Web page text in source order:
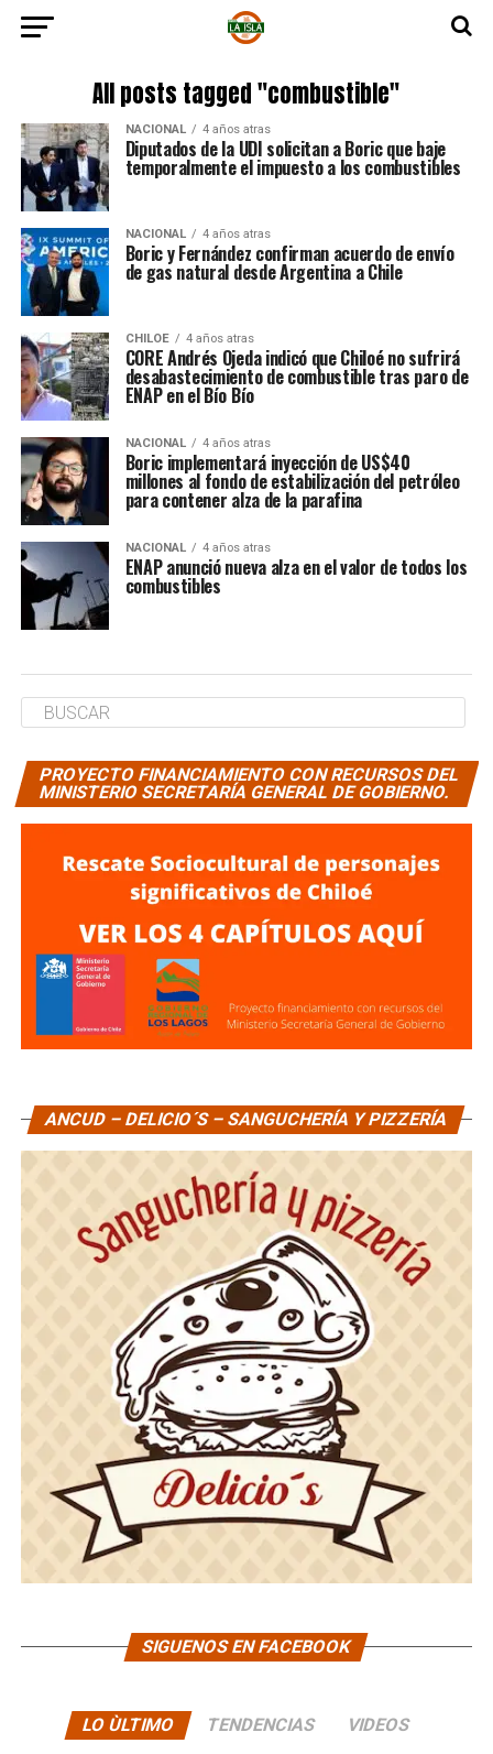
All posts tagged "combustible"
NACIONAL 4 años atras
Diputados de la UDI solicitan a Boric que baje
temporalmente el impuesto a los combustibles
NACIONAL 4 años atras
Boric y Fernández confirman acuerdo de envío
de gas natural desde Argentina a Chile
CHILOE 4 años atras
CORE Andrés Ojeda indicó que Chiloé no sufrirá
desabastecimiento de combustible tras paro de
ENAP en el Bío Bío
NACIONAL 4 años atras
Boric implementará inyección de US$40
millones al fondo de estabilización del petróleo
para contener alza de la parafina
NACIONAL 4 años atras
ENAP anunció nueva alza en el valor de todos los
combustibles
PROYECTO FINANCIAMIENTO CON RECURSOS DEL
MINISTERIO SECRETARÍA GENERAL DE GOBIERNO.
ANCUD – DELICIO´S – SANGUCHERÍA Y PIZZERÍA
SIGUENOS EN FACEBOOK
LO ÙLTIMO TENDENCIAS VIDEOS